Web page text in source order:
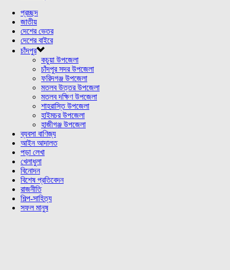
প্রচ্ছদ
জাতীয়
দেশের ভেতর
দেশের বাইরে
চাঁদপুর
কচুয়া উপজেলা
চাঁদপুর সদর উপজেলা
ফরিদগঞ্জ উপজেলা
মতলব উত্তর উপজেলা
মতলব দক্ষিণ উপজেলা
শাহরাস্তি উপজেলা
হাইমচর উপজেলা
হাজীগঞ্জ উপজেলা
ব্যবসা বাণিজ্য
আইন আদালত
পড়া লেখা
খেলাধুলা
বিনোদন
বিশেষ প্রতিবেদন
রাজনীতি
শিল্প-সাহিত্য
সফল মানুষ